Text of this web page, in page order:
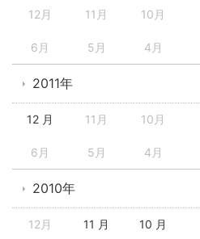
12月 11月 10月
6月 5月 4月
2011年
12 月 11月 10月
6月 5月 4月
2010年
12月 11 月 10 月